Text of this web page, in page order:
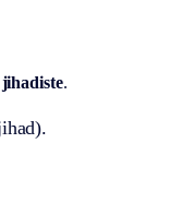
jihadiste.